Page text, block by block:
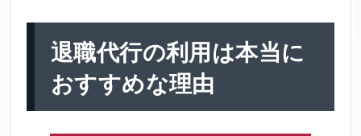
退職代行の利用は本当に
おすすめな理由